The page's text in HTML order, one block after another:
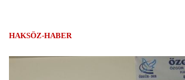
HAKSÖZ-HABER